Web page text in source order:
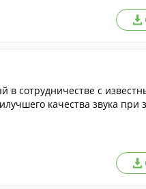
в сотрудничестве с
качества звука при